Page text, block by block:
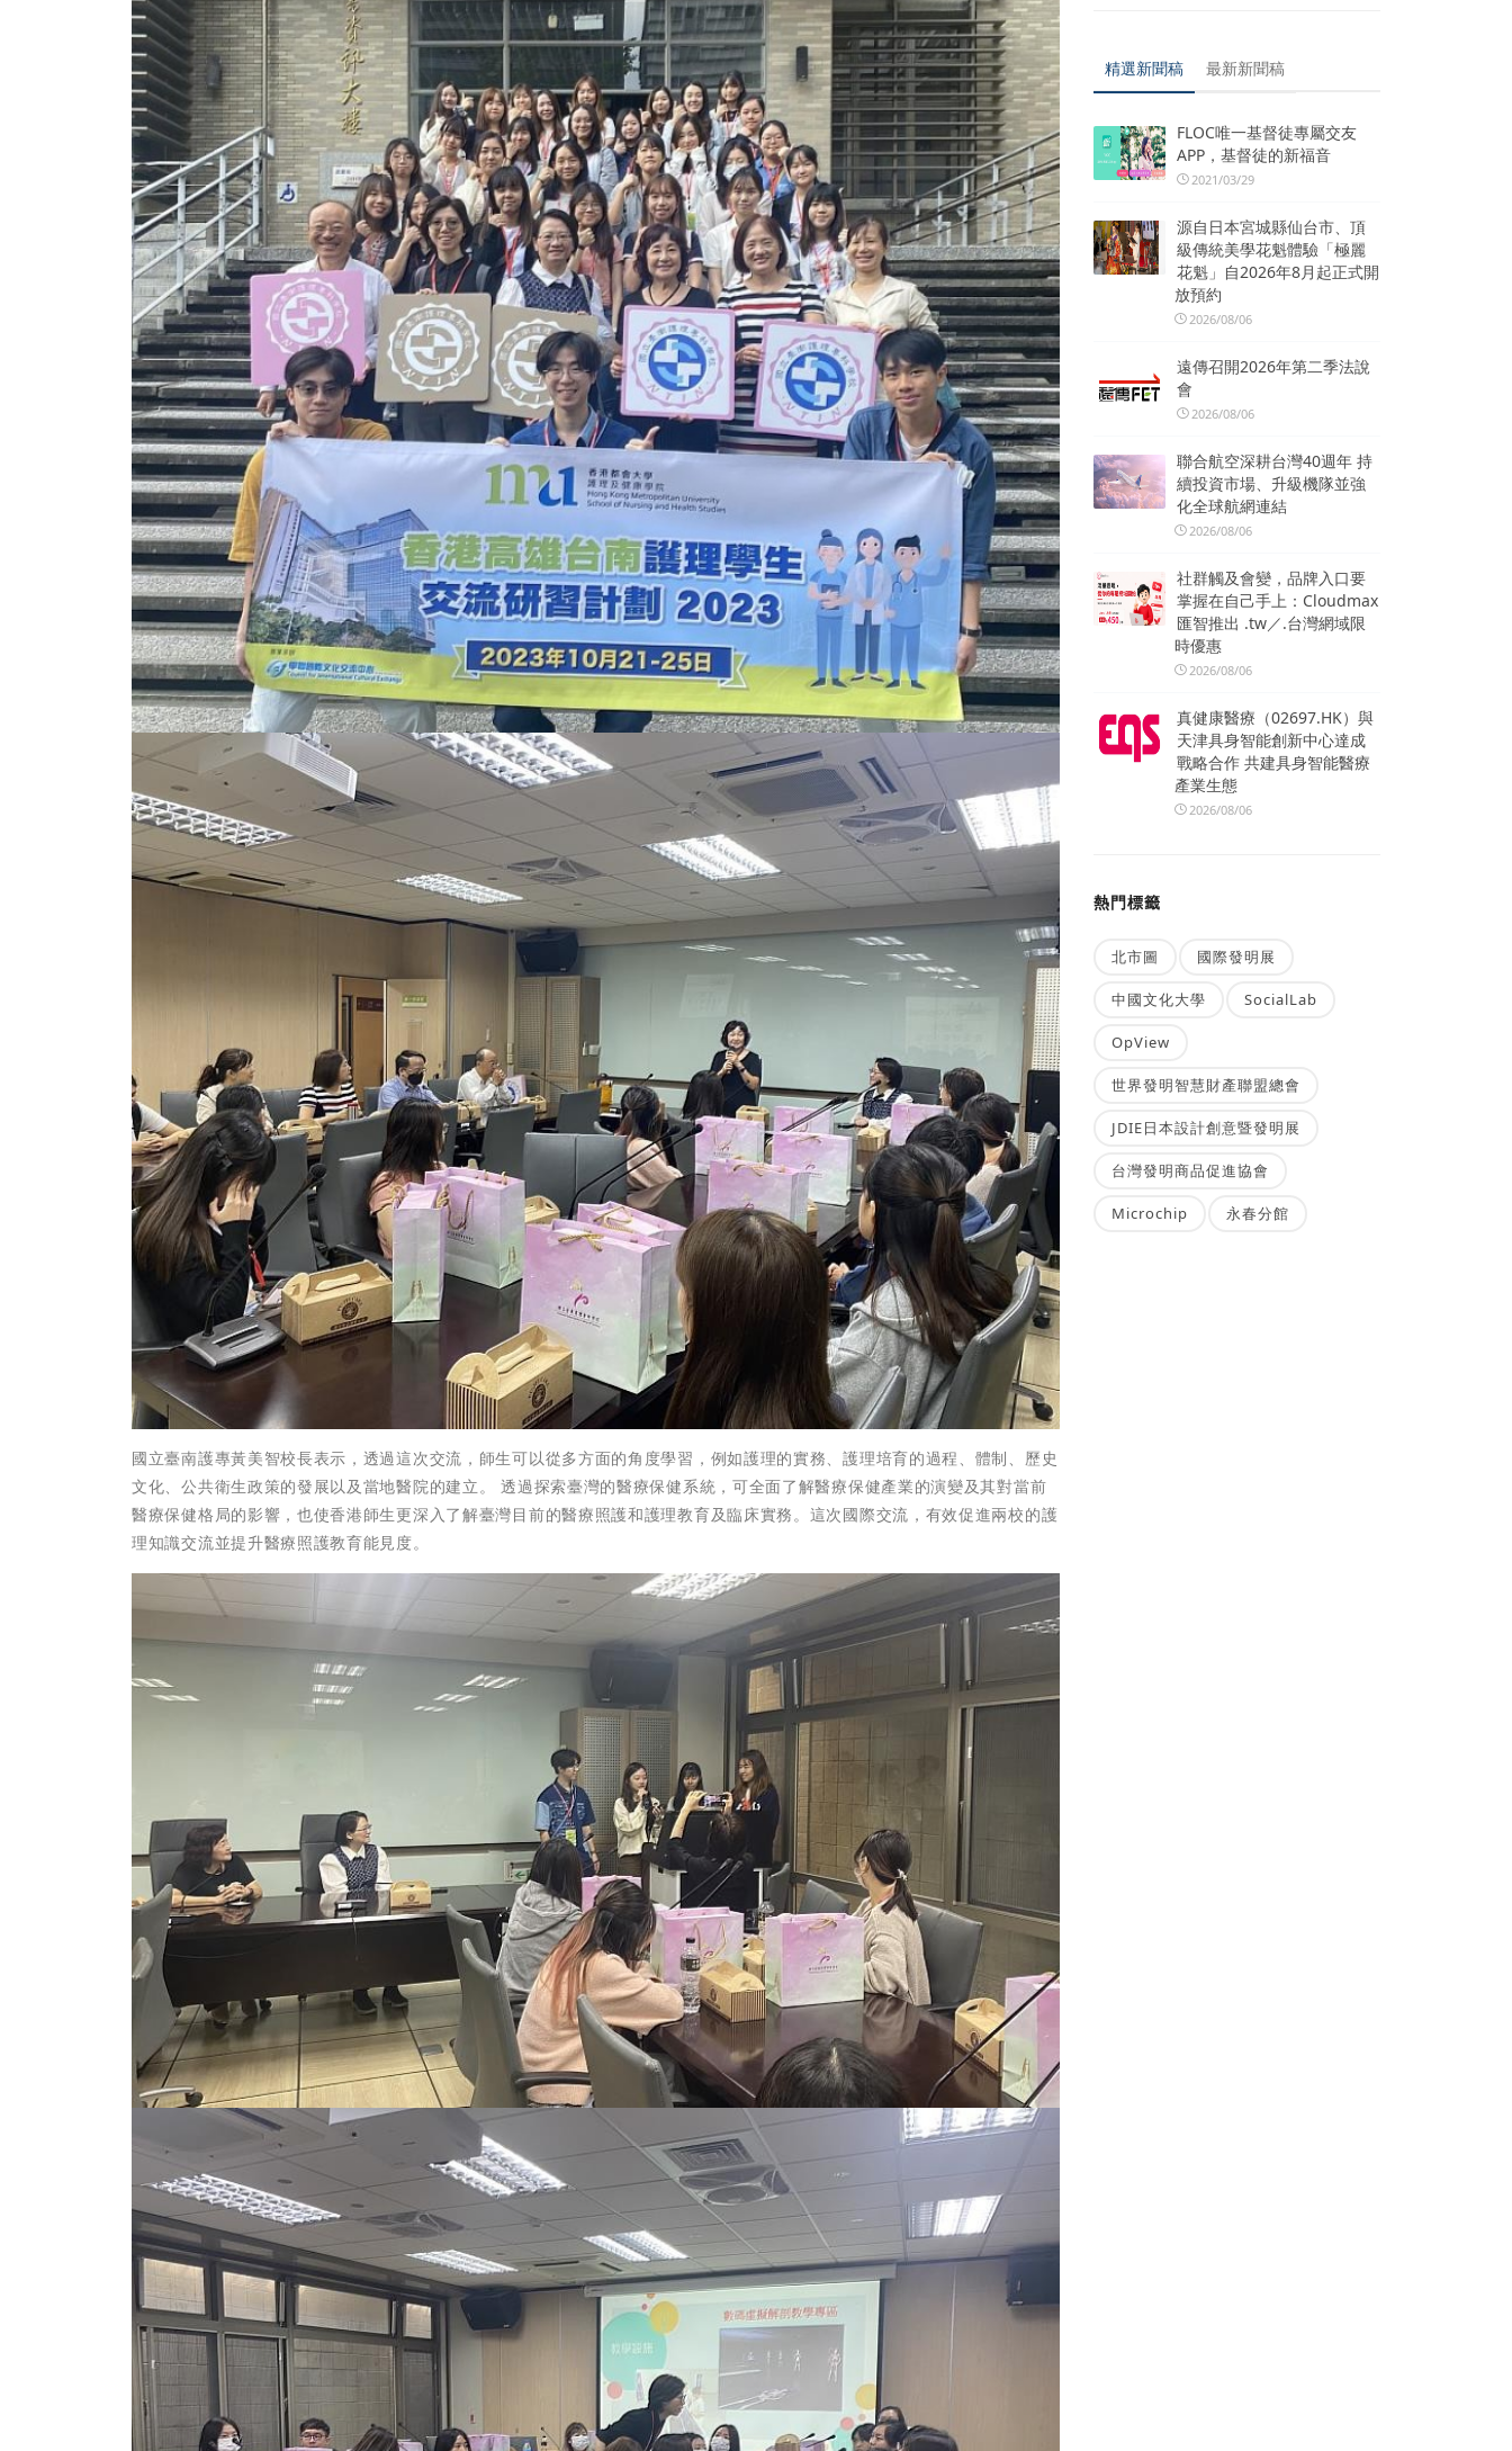
國立臺南護專黃美智校長表示，透過這次交流，師生可以從多方面的角度學習，例如護理的實務、護理培育的過程、體制、歷史
文化、公共衛生政策的發展以及當地醫院的建立。 透過探索臺灣的醫療保健系統，可全面了解醫療保健產業的演變及其對當前
醫療保健格局的影響，也使香港師生更深入了解臺灣目前的醫療照護和護理教育及臨床實務。這次國際交流，有效促進兩校的護
理知識交流並提升醫療照護教育能見度。
精選新聞稿 最新新聞稿
FLOC唯一基督徒專屬交友
APP，基督徒的新福音
2021/03/29
源自日本宮城縣仙台市、頂
級傳統美學花魁體驗「極麗
花魁」自2026年8月起正式開
放預約
2026/08/06
遠傳召開2026年第二季法說
會
2026/08/06
聯合航空深耕台灣40週年 持
續投資市場、升級機隊並強
化全球航網連結
2026/08/06
社群觸及會變，品牌入口要
掌握在自己手上：Cloudmax
匯智推出 .tw／.台灣網域限
時優惠
2026/08/06
真健康醫療（02697.HK）與
天津具身智能創新中心達成
戰略合作 共建具身智能醫療
產業生態
2026/08/06
熱門標籤
北市圖 國際發明展
中國文化大學 SocialLab
OpView
世界發明智慧財產聯盟總會
JDIE日本設計創意暨發明展
台灣發明商品促進協會
Microchip 永春分館